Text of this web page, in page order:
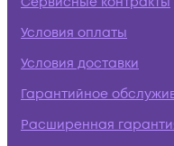
Условия оплаты
Условия доставки
Гарантийное
Расширенная